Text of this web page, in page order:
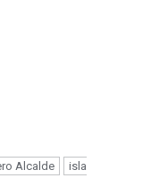
Alcalde
isla